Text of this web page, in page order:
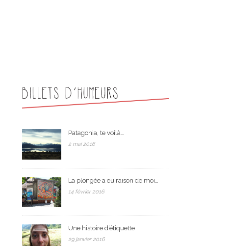
Patagonia, te voilà…
2 mai 2016
La plongée a eu raison de moi…
14 février 2016
Une histoire d’étiquette
29 janvier 2016